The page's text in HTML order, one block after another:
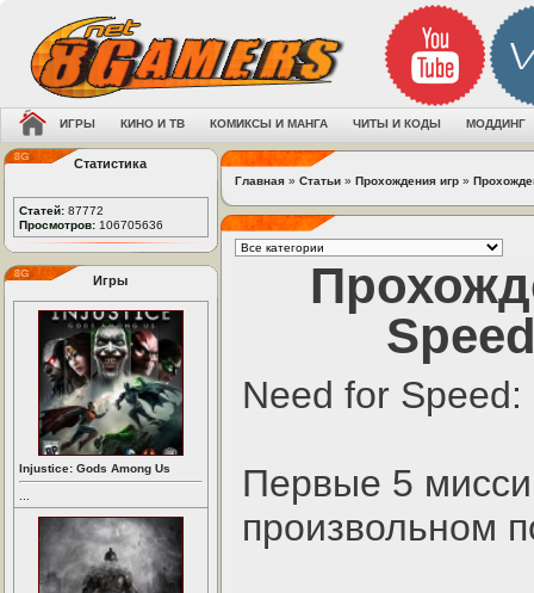
ИГРЫ КИНО И ТВ КОМИКСЫ И МАНГА ЧИТЫ И КОДЫ МОДДИНГ
Статистика
Статей: 87772
Просмотров: 106705636
Игры
Injustice: Gods Among Us
Главная » Статьи » Прохождения игр »
Need for
Первые 5
произвольном